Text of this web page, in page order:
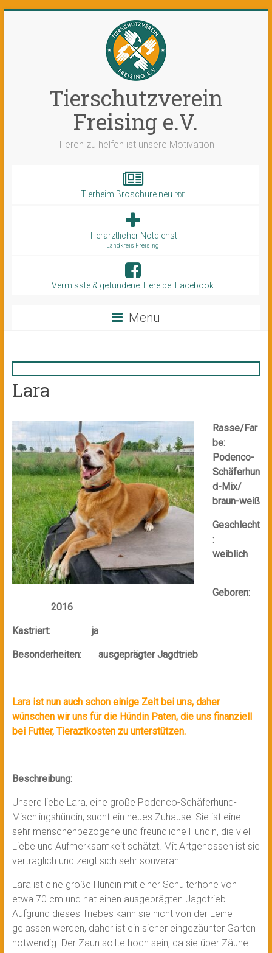
Tierschutzverein
Freising e.V.
Tieren zu helfen ist unsere Motivation
Tierheim Broschüre neu PDF
Tierärztlicher Notdienst
Landkreis Freising
Vermisste & gefundene Tiere bei Facebook
Menü
Lara
Rasse/Far
be:
Podenco-
Schäferhun
d-Mix/
braun-weiß
Geschlecht
:
weiblich
Geboren:
2016
Kastriert: ja
Besonderheiten: ausgeprägter Jagdtrieb
Lara ist nun auch schon einige Zeit bei uns, daher
wünschen wir uns für die Hündin Paten, die uns finanziell
bei Futter, Tieraztkosten zu unterstützen.
Beschreibung:
Unsere liebe Lara, eine große Podenco-Schäferhund-
Mischlingshündin, sucht ein neues Zuhause! Sie ist eine
sehr menschenbezogene und freundliche Hündin, die viel
Liebe und Aufmerksamkeit schätzt. Mit Artgenossen ist sie
verträglich und zeigt sich sehr souverän.
Lara ist eine große Hündin mit einer Schulterhöhe von
etwa 70 cm und hat einen ausgeprägten Jagdtrieb.
Aufgrund dieses Triebes kann sie nicht von der Leine
gelassen werden, daher ist ein sicher eingezäunter Garten
notwendig. Der Zaun sollte hoch sein, da sie über Zäune